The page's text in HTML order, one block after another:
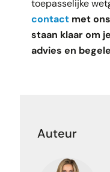
toepasselijke
contact met
staan klaar om
advies en
Auteur